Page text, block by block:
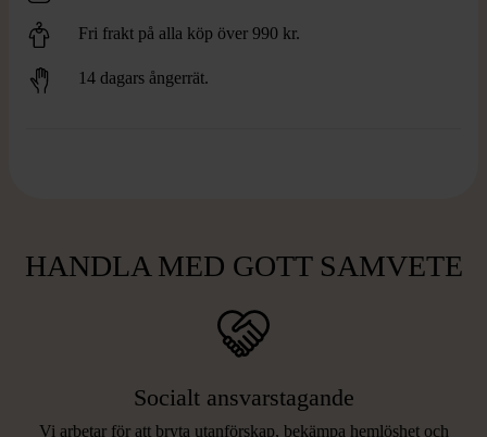
Fri frakt på alla köp över 990 kr.
14 dagars ångerrät.
HANDLA MED GOTT SAMVETE
Socialt ansvarstagande
Vi arbetar för att bryta utanförskap, bekämpa hemlöshet och